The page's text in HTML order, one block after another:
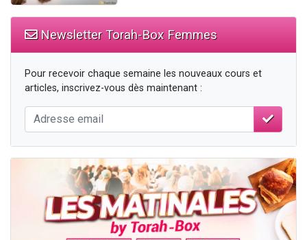
Newsletter Torah-Box Femmes
Pour recevoir chaque semaine les nouveaux cours et
articles, inscrivez-vous dès maintenant :